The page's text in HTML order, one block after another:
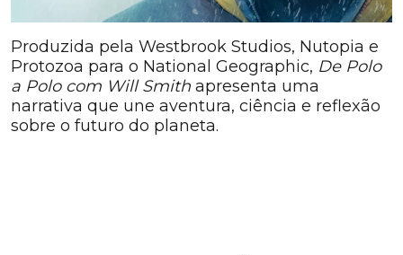
Produzida pela Westbrook Studios, Nutopia e
Protozoa para o National Geographic, De Polo
a Polo com Will Smith apresenta uma
narrativa que une aventura, ciência e reflexão
sobre o futuro do planeta.